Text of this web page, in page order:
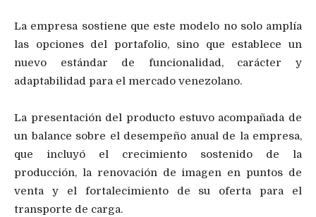
La empresa sostiene que este modelo no solo amplía
las opciones del portafolio, sino que establece un
nuevo estándar de funcionalidad, carácter y
adaptabilidad para el mercado venezolano.
La presentación del producto estuvo acompañada de
un balance sobre el desempeño anual de la empresa,
que incluyó el crecimiento sostenido de la
producción, la renovación de imagen en puntos de
venta y el fortalecimiento de su oferta para el
transporte de carga.